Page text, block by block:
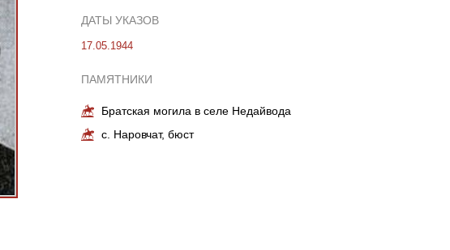
ДАТЫ УКАЗОВ
17.05.1944
ПАМЯТНИКИ
Братская могила в селе Недайвода
с. Наровчат, бюст